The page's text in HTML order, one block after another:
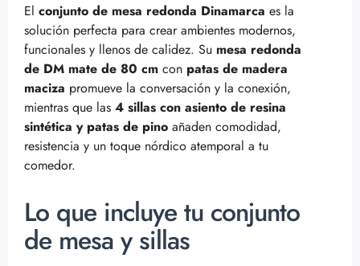
El conjunto de mesa redonda Dinamarca es la
solución perfecta para crear ambientes modernos,
funcionales y llenos de calidez. Su mesa redonda
de DM mate de 80 cm con patas de madera
maciza promueve la conversación y la conexión,
mientras que las 4 sillas con asiento de resina
sintética y patas de pino añaden comodidad,
resistencia y un toque nórdico atemporal a tu
comedor.
Lo que incluye tu conjunto
de mesa y sillas